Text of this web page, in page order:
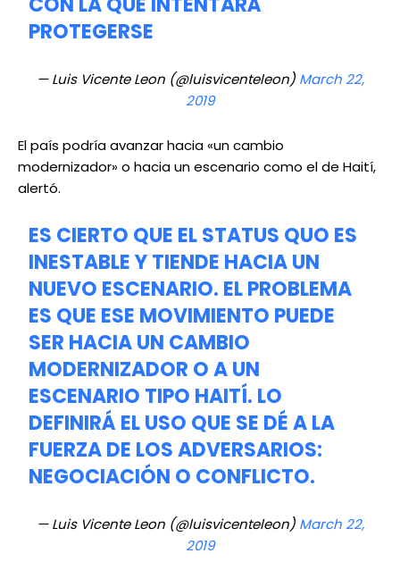
PROTEGERSE
— Luis Vicente Leon (@luisvicenteleon) March 22,
2019
El país podría avanzar hacia «un cambio
modernizador» o hacia un escenario como el de Haití,
alertó.
ES CIERTO QUE EL STATUS QUO ES
INESTABLE Y TIENDE HACIA UN
NUEVO ESCENARIO. EL PROBLEMA
ES QUE ESE MOVIMIENTO PUEDE
SER HACIA UN CAMBIO
MODERNIZADOR O A UN
ESCENARIO TIPO HAITÍ. LO
DEFINIRÁ EL USO QUE SE DÉ A LA
FUERZA DE LOS ADVERSARIOS:
NEGOCIACIÓN O CONFLICTO.
— Luis Vicente Leon (@luisvicenteleon) March 22,
2019